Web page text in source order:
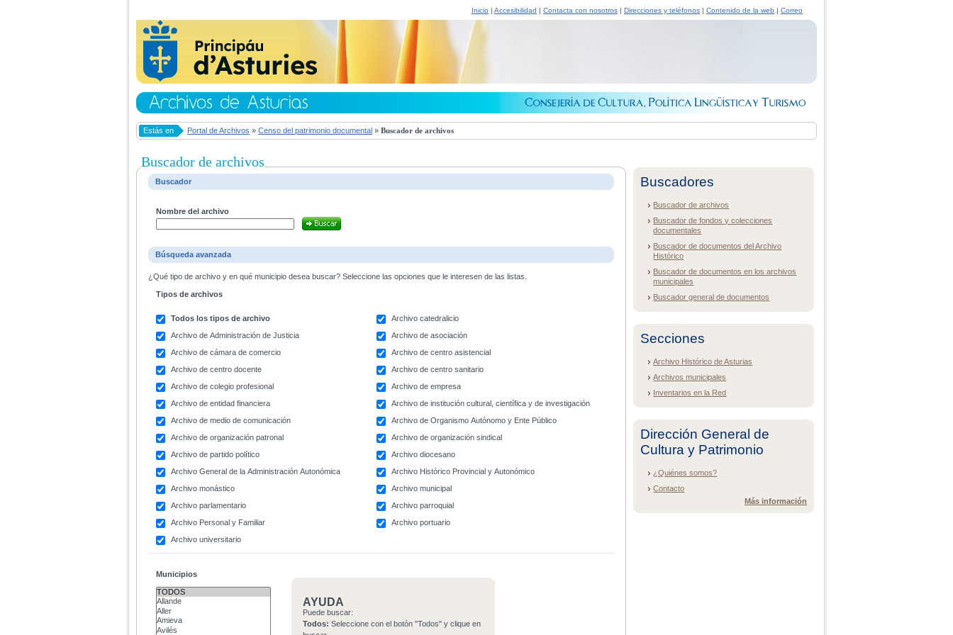
Inicio | Accesibilidad | Contacta con nosotros | Direcciones y teléfonos | Contenido de la web | Correo
Estás en Portal de Archivos » Censo del patrimonio documental » Buscador de archivos
Buscador de archivos
Buscador
Nombre del archivo
Búsqueda avanzada
¿Qué tipo de archivo y en qué municipio desea buscar? Seleccione las opciones que le interesen de las listas.
Tipos de archivos
Todos los tipos de archivo
Archivo catedralicio
Archivo de Administración de Justicia
Archivo de asociación
Archivo de cámara de comercio
Archivo de centro asistencial
Archivo de centro docente
Archivo de centro sanitario
Archivo de colegio profesional
Archivo de empresa
Archivo de entidad financiera
Archivo de institución cultural, científica y de investigación
Archivo de medio de comunicación
Archivo de Organismo Autónomo y Ente Público
Archivo de organización patronal
Archivo de organización sindical
Archivo de partido político
Archivo diocesano
Archivo General de la Administración Autonómica
Archivo Histórico Provincial y Autonómico
Archivo monástico
Archivo municipal
Archivo parlamentario
Archivo parroquial
Archivo Personal y Familiar
Archivo portuario
Archivo universitario
Municipios
AYUDA
Puede buscar:
Todos: Seleccione con el botón "Todos" y clique en
Buscadores
Buscador de archivos
Buscador de fondos y colecciones
documentales
Buscador de documentos del Archivo
Histórico
Buscador de documentos en los archivos
municipales
Buscador general de documentos
Secciones
Archivo Histórico de Asturias
Archivos municipales
Inventarios en la Red
Dirección General de
Cultura y Patrimonio
¿Quiénes somos?
Contacto
Más información